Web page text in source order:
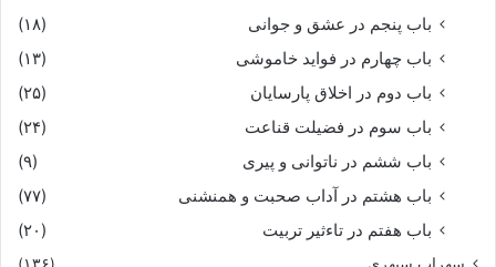
باب پنجم در عشق و جوانى
(۱۸)
باب چهارم در فواید خاموشى
(۱۳)
باب دوم در اخلاق پارسایان
(۲۵)
باب سوم در فضیلت قناعت
(۲۴)
باب ششم در ناتوانى و پیرى
(۹)
باب هشتم در آداب صحبت و همنشنى
(۷۷)
باب هفتم در تاءثیر تربیت
(۲۰)